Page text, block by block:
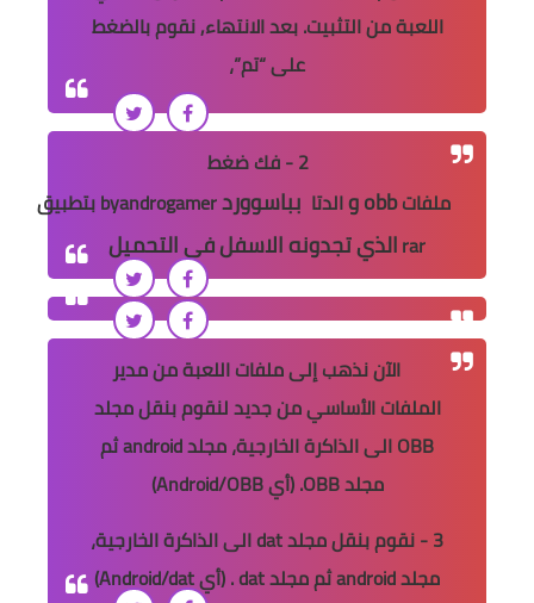
اللعبة من التثبيت. بعد الانتهاء, نقوم بالضغط
على “تم”،
2 - فك ضغط
ملفاتobbوالدتا بباسووردbyandrogamerبتطبيق
rarالذي تجدونه الاسفل في التحميل
الآن نذهب إلى ملفات اللعبة من مدير
الملفات الأساسي من جديد لنقوم بنقل مجلد
OBB الى الذاكرة الخارجية، مجلد android ثم
مجلد OBB. (أي Android/OBB)
3 - نقوم بنقل مجلد dat الى الذاكرة الخارجية،
مجلد android ثم مجلد dat . (أي Android/dat)